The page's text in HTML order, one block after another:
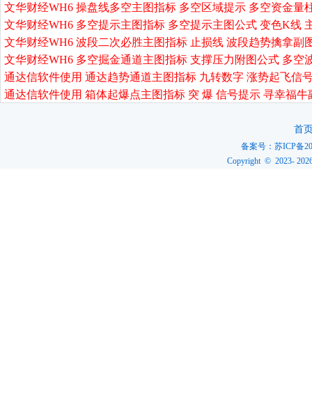
文华财经WH6 操盘线多空主图指标 多空区域提示 多空资金量
文华财经WH6 多空提示主图指标 多空提示主图公式 变色K线
文华财经WH6 波段二次必胜主图指标 止损线 波段趋势擒拿副
文华财经WH6 多空掘金通道主图指标 支撑压力附图公式 多空
通达信软件使用 通达趋势通道主图指标 九转数字 涨势起飞信
通达信软件使用 箱体起爆点主图指标 突 爆 信号提示 寻幸福
首
备案号：苏ICP备
Copyright © 2023-